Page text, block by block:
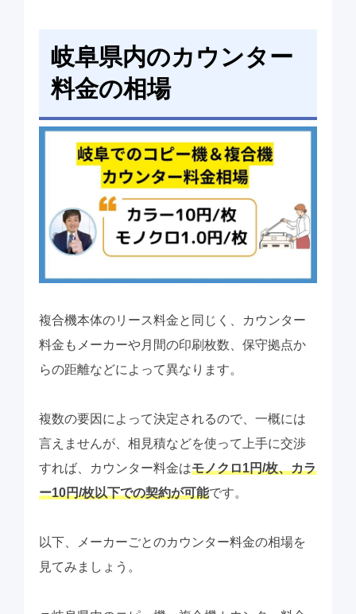
岐阜県内のカウンター
料金の相場
複合機本体のリース料金と同じく、カウンター
料金もメーカーや月間の印刷枚数、保守拠点か
らの距離などによって異なります。
複数の要因によって決定されるので、一概には
言えませんが、相見積などを使って上手に交渉
すれば、カウンター料金はモノクロ1円/枚、カラ
ー10円/枚以下での契約が可能です。
以下、メーカーごとのカウンター料金の相場を
見てみましょう。